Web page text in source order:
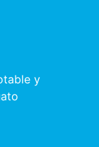
y